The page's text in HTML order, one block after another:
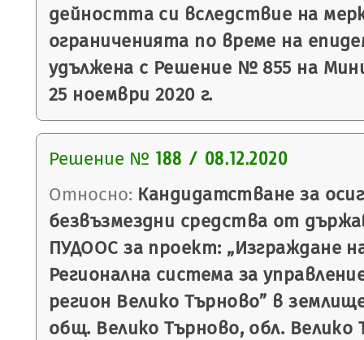
дейността си вследствие на
ограниченията по време на
удължена с Решение № 855 на
25 ноември 2020 г.
Решение № 188 / 08.12.2020
Относно: Кандидатстване за
безвъзмездни средства от
ПУДООС за проект: „Изграждане
Регионална система за
регион Велико Търново” в
общ. Велико Търново, обл. Велико